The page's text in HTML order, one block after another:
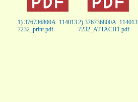
1) 376736800A_114013
7232_print.pdf
2) 376736800A_114013
7232_ATTACH1.pdf